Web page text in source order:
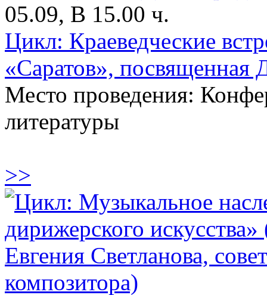
05.09, В 15.00 ч.
Цикл: Краеведческие
«Саратов», посвященная
Место проведения:
литературы
>>